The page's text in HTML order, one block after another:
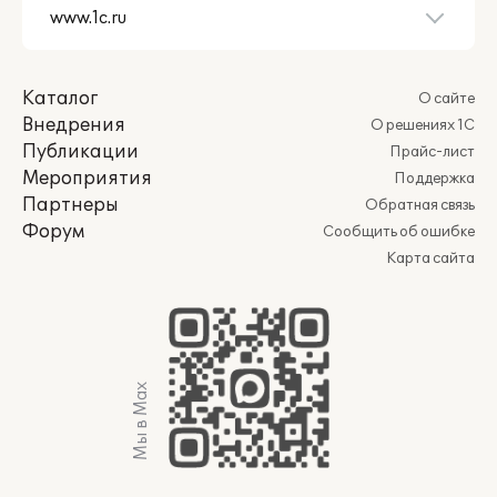
Каталог
Внедрения
Публикации
Мероприятия
Партнеры
Форум
О сайте
О решениях 1С
Прайс-лист
Поддержка
Обратная связь
Сообщить об ошибке
Карта сайта
Мы в Max